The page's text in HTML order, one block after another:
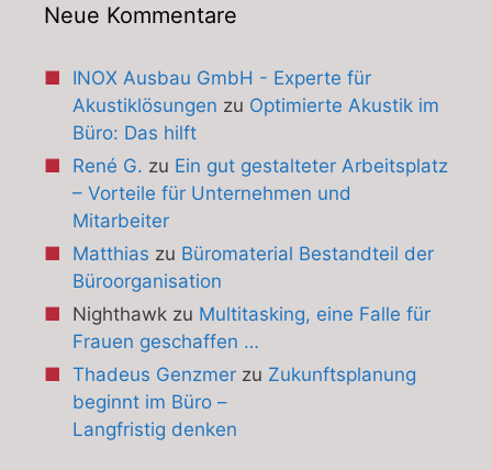
Neue Kommentare
INOX Ausbau GmbH - Experte für
Akustiklösungen zu Optimierte Akustik im
Büro: Das hilft
René G. zu Ein gut gestalteter Arbeitsplatz
– Vorteile für Unternehmen und
Mitarbeiter
Matthias zu Büromaterial Bestandteil der
Büroorganisation
Nighthawkzu Multitasking, eine Falle für
Frauen geschaffen …
Thadeus Genzmerzu Zukunftsplanung
beginnt im Büro –
Langfristig denken